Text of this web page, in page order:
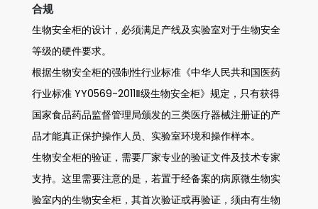
合规
生物安全柜的设计，必须满足产线及实验室对于生物安全
等级的硬件要求。
根据生物安全柜的强制性行业标准《中华人民共和国医药
行业标准 YY0569-2011Ⅱ级生物安全柜》规定，只有获得
国家食品药品监督管理局颁发的三类医疗器械注册证的产
品才能真正保护操作人员、实验室环境和操作样本。
生物安全柜的验证，需要厂家专业的验证文件及技术专家
支持。这里需要注意的是，若置于经备案的病原微生物实
验室内的生物安全柜，其首次验证或再验证，须由有生物